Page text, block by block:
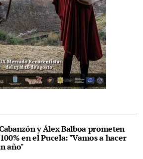
y Álex Balboa prometen
en el Pucela: "Vamos a hacer
año"